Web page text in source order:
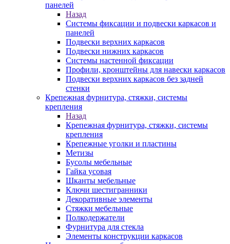
панелей
Назад
Системы фиксации и подвески каркасов и
панелей
Подвески верхних каркасов
Подвески нижних каркасов
Системы настенной фиксации
Профили, кронштейны для навески каркасов
Подвески верхних каркасов без задней
стенки
Крепежная фурнитура, стяжки, системы
крепления
Назад
Крепежная фурнитура, стяжки, системы
крепления
Крепежные уголки и пластины
Метизы
Бусолы мебельные
Гайка усовая
Шканты мебельные
Ключи шестигранники
Декоративные элементы
Стяжки мебельные
Полкодержатели
Фурнитура для стекла
Элементы конструкции каркасов